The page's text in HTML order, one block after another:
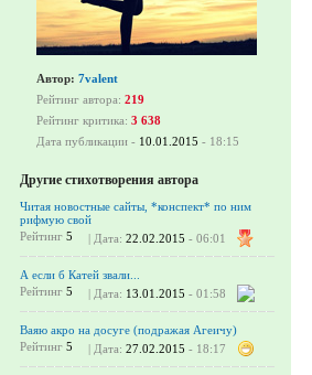
Автор: 7valent
Рейтинг автора: 219
Рейтинг критика: 3 638
Дата публикации - 10.01.2015 - 18:15
Другие стихотворения автора
Читая новостные сайты, *конспект* по ним
рифмую свой
Рейтинг 5 | Дата: 22.02.2015 - 06:01
А если б Катей звали...
Рейтинг 5 | Дата: 13.01.2015 - 01:58
Ваяю акро на досуге (подражая Агеичу)
Рейтинг 5 | Дата: 27.02.2015 - 18:17